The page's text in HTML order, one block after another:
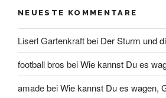
NEUESTE KOMMENTARE
Liserl Gartenkraftbei Der Sturm und
football bros beiWie kannst Du es
amadebeiWie kannst Du es wagen,